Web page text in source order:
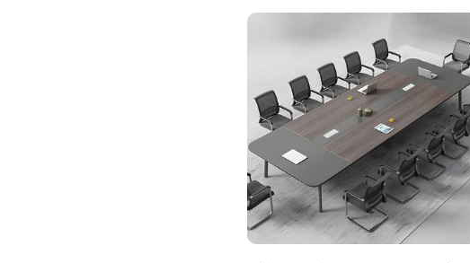
価